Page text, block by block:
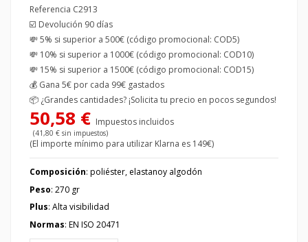
Referencia C2913
☑️ Devolución 90 días
💸 5% si superior a 500€ (código promocional: COD5)
💸 10% si superior a 1000€ (código promocional: COD10)
💸 15% si superior a 1500€ (código promocional: COD15)
💰 Gana 5€ por cada 99€ gastados
📦 ¿Grandes cantidades? ¡Solicita tu precio en pocos segundos!
50,58 € Impuestos incluidos
(41,80 € sin impuestos)
(El importe mínimo para utilizar Klarna es 149€)
Composición: poliéster, elastanoy algodón
Peso: 270 gr
Plus: Alta visibilidad
Normas: EN ISO 20471